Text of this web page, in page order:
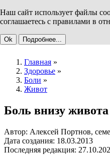
Наш сайт использует файлы
соглашаетесь с правилами в
Ok Подробнее...
Главная »
Здоровье »
Боли »
Живот
Боль внизу живота
Автор: Алексей Портнов,
Дата создания: 18.03.2013
Последняя редакция: